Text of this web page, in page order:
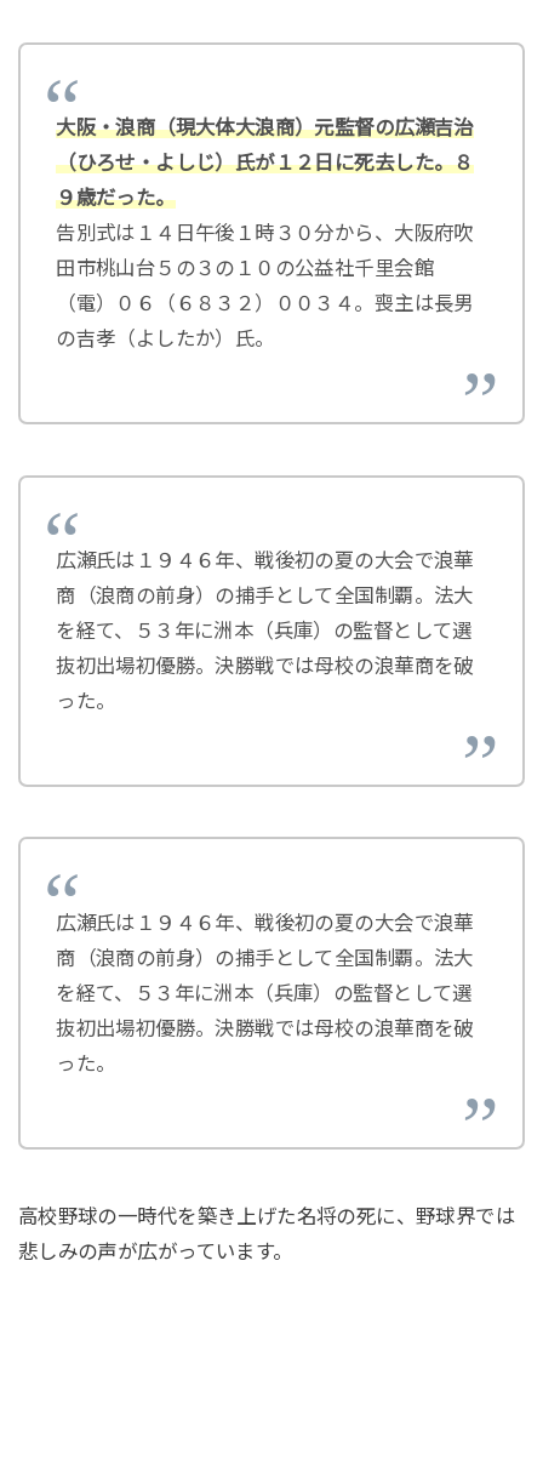
大阪・浪商（現大体大浪商）元監督の広瀬吉治
（ひろせ・よしじ）氏が１２日に死去した。８
９歳だった。
告別式は１４日午後１時３０分から、大阪府吹
田市桃山台５の３の１０の公益社千里会館
（電）０６（６８３２）００３４。喪主は長男
の吉孝（よしたか）氏。
広瀬氏は１９４６年、戦後初の夏の大会で浪華
商（浪商の前身）の捕手として全国制覇。法大
を経て、５３年に洲本（兵庫）の監督として選
抜初出場初優勝。決勝戦では母校の浪華商を破
った。
広瀬氏は１９４６年、戦後初の夏の大会で浪華
商（浪商の前身）の捕手として全国制覇。法大
を経て、５３年に洲本（兵庫）の監督として選
抜初出場初優勝。決勝戦では母校の浪華商を破
った。
高校野球の一時代を築き上げた名将の死に、野球界では
悲しみの声が広がっています。